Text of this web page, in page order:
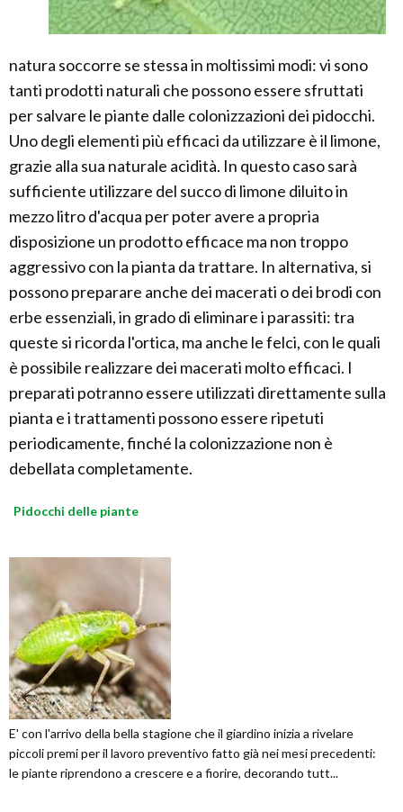
natura soccorre se stessa in moltissimi modi: vi sono
tanti prodotti naturali che possono essere sfruttati
per salvare le piante dalle colonizzazioni dei pidocchi.
Uno degli elementi più efficaci da utilizzare è il limone,
grazie alla sua naturale acidità. In questo caso sarà
sufficiente utilizzare del succo di limone diluito in
mezzo litro d'acqua per poter avere a propria
disposizione un prodotto efficace ma non troppo
aggressivo con la pianta da trattare. In alternativa, si
possono preparare anche dei macerati o dei brodi con
erbe essenziali, in grado di eliminare i parassiti: tra
queste si ricorda l'ortica, ma anche le felci, con le quali
è possibile realizzare dei macerati molto efficaci. I
preparati potranno essere utilizzati direttamente sulla
pianta e i trattamenti possono essere ripetuti
periodicamente, finché la colonizzazione non è
debellata completamente.
Pidocchi delle piante
E' con l'arrivo della bella stagione che il giardino inizia a rivelare
piccoli premi per il lavoro preventivo fatto già nei mesi precedenti:
le piante riprendono a crescere e a fiorire, decorando tutt...